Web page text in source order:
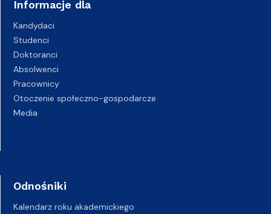
Informacje dla
Kandydaci
Studenci
Doktoranci
Absolwenci
Pracownicy
Otoczenie społeczno-gospodarcze
Media
Odnośniki
Kalendarz roku akademickiego